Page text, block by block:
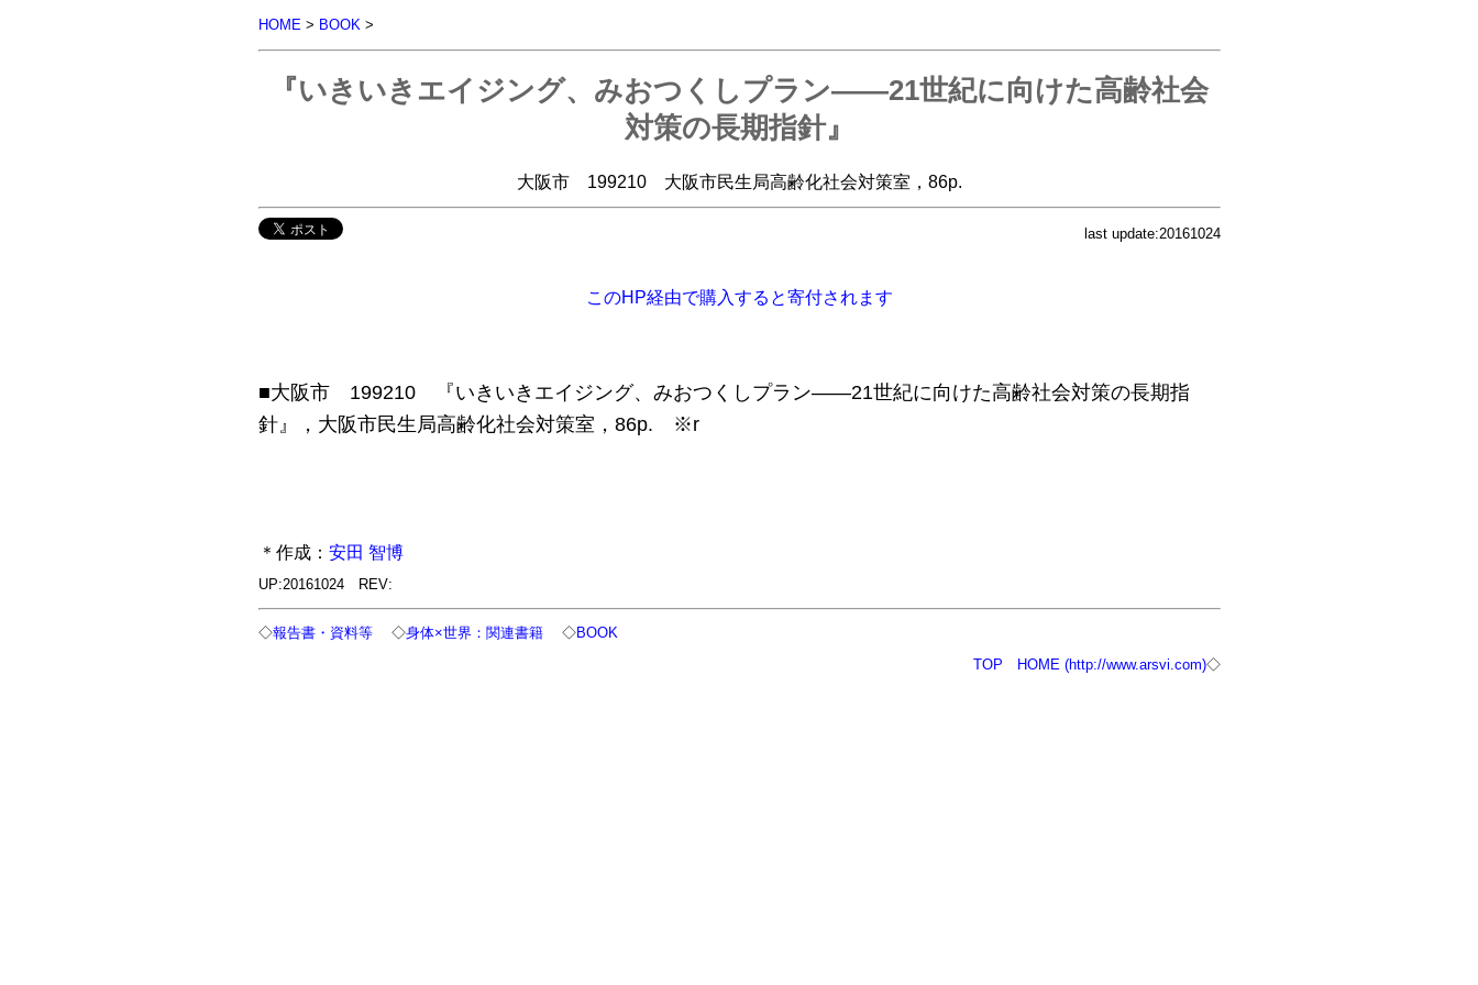
HOME> BOOK>
『いきいきエイジング、みおつくしプラン――21世紀に向けた高齢社会
対策の長期指針』
大阪市 199210 大阪市民生局高齢化社会対策室，86p.
last update:20161024
このHP経由で購入すると寄付されます
■大阪市 199210 『いきいきエイジング、みおつくしプラン――21世紀に向けた高齢社会対策の長期指
針』，大阪市民生局高齢化社会対策室，86p. ※r
＊作成： 安田 智博
UP:20161024 REV:
◇報告書・資料等 ◇身体×世界：関連書籍◇BOOK
TOP
HOME (http://www.arsvi.com)◇